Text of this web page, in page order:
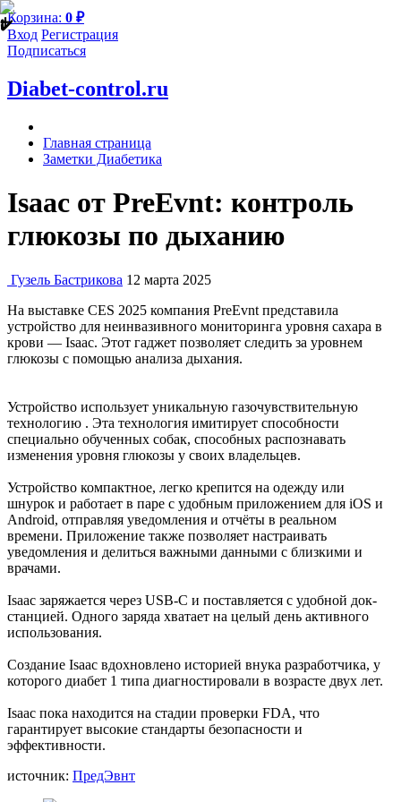
Корзина: 0 ₽
Вход Регистрация
Подписаться
Diabet-control.ru
Главная страница
Заметки Диабетика
Isaac от PreEvnt: контроль
глюкозы по дыханию
Гузель Бастрикова 12 марта 2025
На выставке CES 2025 компания PreEvnt представила
устройство для неинвазивного мониторинга уровня сахара в
крови — Isaac. Этот гаджет позволяет следить за уровнем
глюкозы с помощью анализа дыхания.
Устройство использует уникальную газочувствительную
технологию . Эта технология имитирует способности
специально обученных собак, способных распознавать
изменения уровня глюкозы у своих владельцев.
Устройство компактное, легко крепится на одежду или
шнурок и работает в паре с удобным приложением для iOS и
Android, отправляя уведомления и отчёты в реальном
времени. Приложение также позволяет настраивать
уведомления и делиться важными данными с близкими и
врачами.
Isaac заряжается через USB-C и поставляется с удобной док-
станцией. Одного заряда хватает на целый день активного
использования.
Создание Isaac вдохновлено историей внука разработчика, у
которого диабет 1 типа диагностировали в возрасте двух лет.
Isaac пока находится на стадии проверки FDA, что
гарантирует высокие стандарты безопасности и
эффективности.
источник: ПредЭвнт